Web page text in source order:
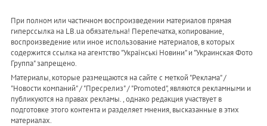
При полном или частичном воспроизведении материалов прямая
гиперссылка на LB.ua обязательна! Перепечатка, копирование,
воспроизведение или иное использование материалов, в которых
содержится ссылка на агентство "Українськi Новини" и "Украинская Фото
Группа" запрещено.
Материалы, которые размещаются на сайте с меткой "Реклама" /
"Новости компаний" / "Пресрелиз" / "Promoted", являются рекламными и
публикуются на правах рекламы. , однако редакция участвует в
подготовке этого контента и разделяет мнения, высказанные в этих
материалах.